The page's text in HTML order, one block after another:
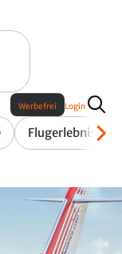
Flugerlebnis
Werbefrei Login